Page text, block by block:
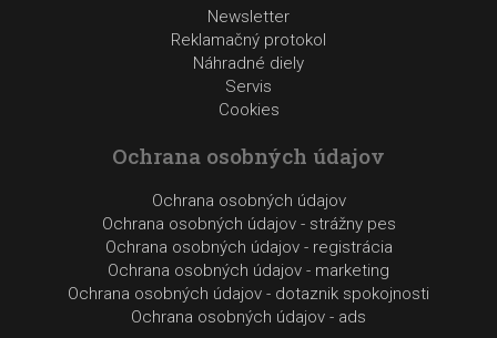
Newsletter
Reklamačný protokol
Náhradné diely
Servis
Cookies
Ochrana osobných údajov
Ochrana osobných údajov
Ochrana osobných údajov - strážny pes
Ochrana osobných údajov - registrácia
Ochrana osobných údajov - marketing
Ochrana osobných údajov - dotaznik spokojnosti
Ochrana osobných údajov - ads